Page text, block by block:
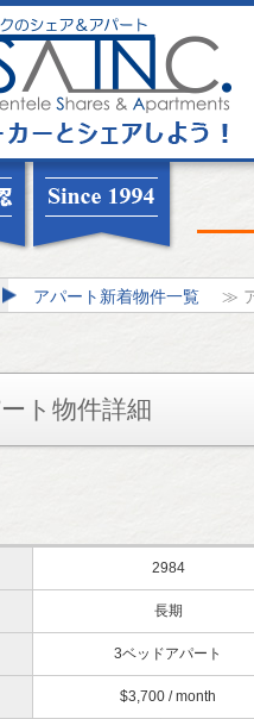
アパート新着物件一覧 ≫
ト物件詳細
2984
長期
3ベッドアパート
$3,700 / month